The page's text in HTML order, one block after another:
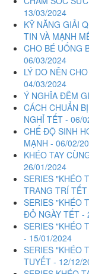
13/03/2024
KỸ NĂNG GIẢI
TIN VÀ MẠNH
CHO BÉ UỐNG
06/03/2024
LÝ DO NÊN
04/03/2024
Ý NGHĨA ĐÊM
CÁCH CHUẨN
NGHỈ TẾT - 06/
CHẾ ĐỘ SINH
MẠNH - 06/02/
KHÉO TAY
26/01/2024
SERIES "KHÉO
TRANG TRÍ
SERIES "KHÉO
ĐỎ NGÀY TẾT -
SERIES "KHÉO
- 15/01/2024
SERIES "KHÉO
TUYẾT - 12/12/